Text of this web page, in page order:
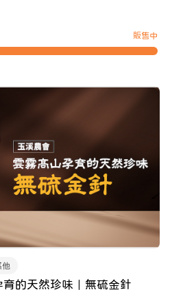
販售中
他
育的天然珍味｜無硫金針